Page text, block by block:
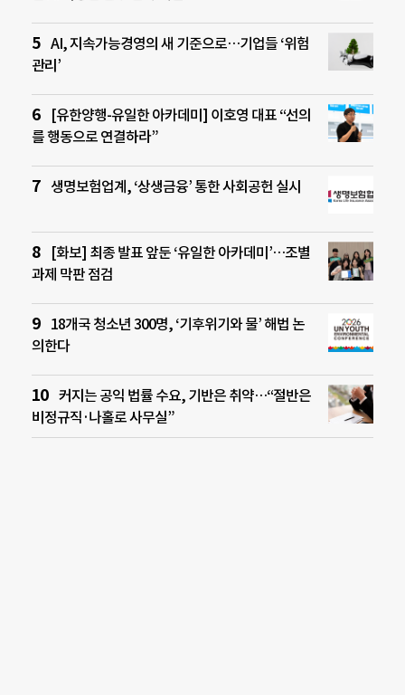
AI, 지속가능경영의 새 기준으로…기업들 ‘위험
관리’
[유한양행-유일한 아카데미] 이호영 대표 “선의
를 행동으로 연결하라”
생명보험업계, ‘상생금융’ 통한 사회공헌 실시
[화보] 최종 발표 앞둔 ‘유일한 아카데미’…조별
과제 막판 점검
18개국 청소년 300명, ‘기후위기와 물’ 해법 논
의한다
커지는 공익 법률 수요, 기반은 취약…“절반은
비정규직·나홀로 사무실”